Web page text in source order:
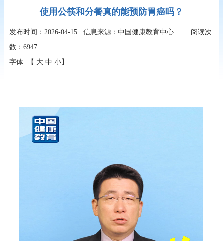
使用公筷和分餐真的能预防胃癌吗？
发布时间：2026-04-15 信息来源：中国健康教育中心
阅读次
数： 6947
字体: 【 大 中 小】